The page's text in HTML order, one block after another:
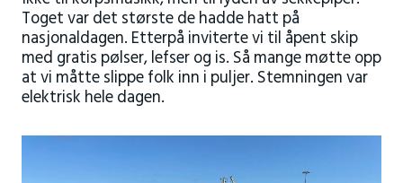
Toget var det største de hadde hatt på
nasjonaldagen. Etterpå inviterte vi til åpent skip
med gratis pølser, lefser og is. Så mange møtte opp
at vi måtte slippe folk inn i puljer. Stemningen var
elektrisk hele dagen.